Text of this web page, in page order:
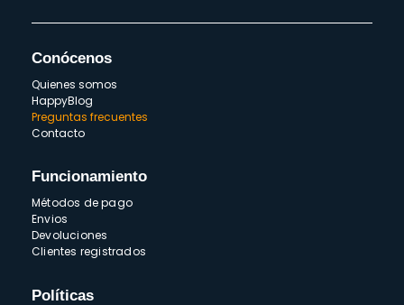
Conócenos
Quienes somos
HappyBlog
Preguntas frecuentes
Contacto
Funcionamiento
Métodos de pago
Envios
Devoluciones
Clientes registrados
Políticas